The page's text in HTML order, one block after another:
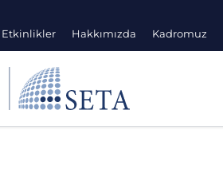
Etkinlikler Hakkımızda Kadromuz